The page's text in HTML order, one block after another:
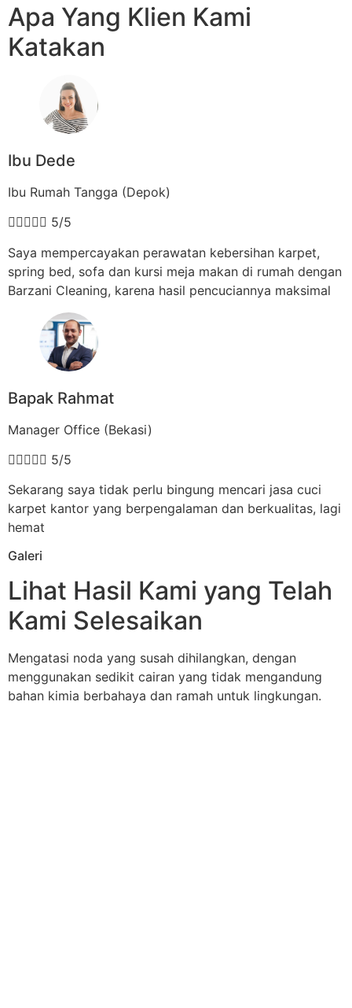
Apa Yang Klien Kami
Katakan
Ibu Dede
Ibu Rumah Tangga (Depok)
 5/5
Saya mempercayakan perawatan kebersihan karpet,
spring bed, sofa dan kursi meja makan di rumah dengan
Barzani Cleaning, karena hasil pencuciannya maksimal
Bapak Rahmat
Manager Office (Bekasi)
 5/5
Sekarang saya tidak perlu bingung mencari jasa cuci
karpet kantor yang berpengalaman dan berkualitas, lagi
hemat
Galeri
Lihat Hasil Kami yang Telah
Kami Selesaikan
Mengatasi noda yang susah dihilangkan, dengan
menggunakan sedikit cairan yang tidak mengandung
bahan kimia berbahaya dan ramah untuk lingkungan.